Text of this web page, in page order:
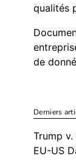
qualités
de
Derniers
Trump
EU-US